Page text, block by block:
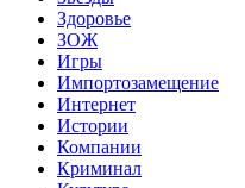
Здоровье
ЗОЖ
Игры
Импортозамещение
Интернет
Истории
Компании
Криминал